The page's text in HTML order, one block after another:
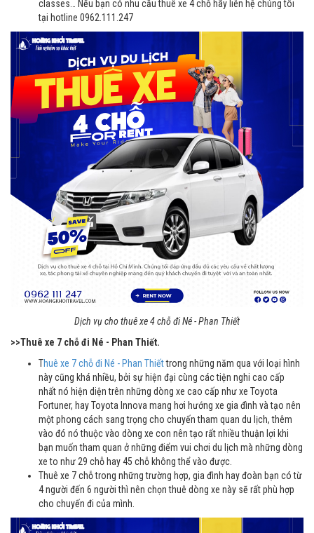
classes… Nếu bạn có nhu cầu thuê xe 4 chỗ hãy liên hệ chúng tôi
tại hotline 0962.111.247
Dịch vụ cho thuê xe 4 chỗ đi Né - Phan Thiết
>>Thuê xe 7 chỗ đi Né - Phan Thiết.
Thuê xe 7 chỗ đi Né - Phan Thiếttrong những năm qua với loại hình
này cũng khá nhiều, bởi sự hiện đại cùng các tiện nghi cao cấp
nhất nó hiện diện trên những dòng xe cao cấp như xe Toyota
Fortuner, hay Toyota Innova mang hơi hướng xe gia đình và tạo nên
một phong cách sang trọng cho chuyến tham quan du lịch, thêm
vào đó nó thuộc vào dòng xe con nên tạo rất nhiều thuận lợi khi
bạn muốn tham quan ở những điểm vui chơi du lịch mà những dòng
xe to như 29 chỗ hay 45 chỗ không thể vào được.
Thuê xe 7 chỗ trong những trường hợp, gia đình hay đoàn bạn có từ
4 người đến 6 người thì nên chọn thuê dòng xe này sẽ rất phù hợp
cho chuyến đi của mình.